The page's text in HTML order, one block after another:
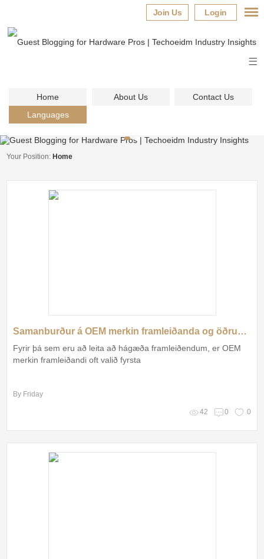
Login
Join Us
Home About Us
Contact Us
Languages
Your Position: Home
Samanburður á OEM merkin framleiðanda og öðrum vörum
Fyrir þá sem eru að leita að hágæða framleiðendum, er OEM
merkin framleiðandi oft valið fyrsta
By Friday
42 0 0